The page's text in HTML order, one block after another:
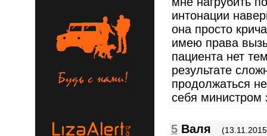
интонации
она просто
имею права
пациента нет
результате
продолжаться
себя министром
5 Валя